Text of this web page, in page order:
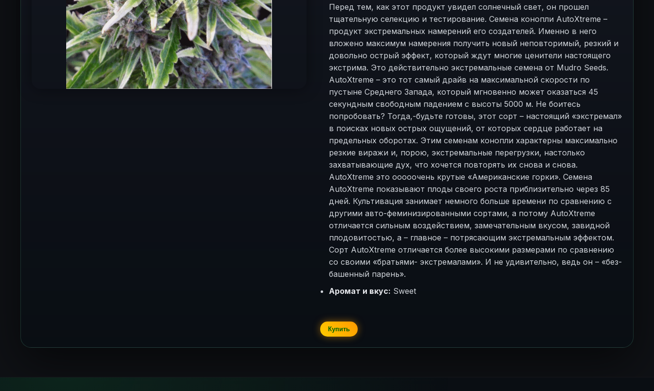
Перед тем, как этот продукт увидел солнечный свет, он прошел
тщательную селекцию и тестирование. Семена конопли AutoXtreme –
продукт экстремальных намерений его создателей. Именно в него
вложено максимум намерения получить новый неповторимый, резкий и
довольно острый эффект, который ждут многие ценители настоящего
экстрима. Это действительно экстремальные семена от Mudro Seeds.
AutoXtreme – это тот самый драйв на максимальной скорости по
пустыне Среднего Запада, который мгновенно может оказаться 45
секундным свободным падением с высоты 5000 м. Не боитесь
попробовать? Тогда,-будьте готовы, этот сорт – настоящий «экстремал»
в поисках новых острых ощущений, от которых сердце работает на
предельных оборотах. Этим семенам конопли характерны максимально
резкие виражи и, порою, экстремальные перегрузки, настолько
захватывающие дух, что хочется повторять их снова и снова.
AutoXtreme это ооооочень крутые «Американские горки». Семена
AutoXtreme показывают плоды своего роста приблизительно через 85
дней. Культивация занимает немного больше времени по сравнению с
другими авто-феминизированными сортами, а потому AutoXtreme
отличается сильным воздействием, замечательным вкусом, завидной
плодовитостью, а – главное – потрясающим экстремальным эффектом.
Сорт AutoXtreme отличается более высокими размерами по сравнению
со своими «братьями- экстремалами». И не удивительно, ведь он – «без-
башенный парень».
Аромат и вкус: Sweet
Купить